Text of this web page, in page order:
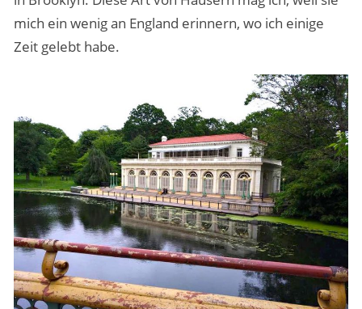
mich ein wenig an England erinnern, wo ich einige
Zeit gelebt habe.